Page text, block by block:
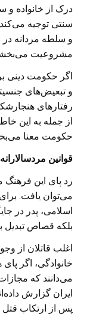
درک از خانواده و
سنتی توجیه
و سلطه مردانه
مشروعیت
اگر حکومت دینی
و تبعیض‌های
رفتارهای
از جمله به این
حکومت معنا
قوانین مردسالارانه
رد پای این فرهنگ
اسلامی، پدر در
بلکه قصاص تبدیل
اغلب قاتلان از
خانوادگی، اگر
می‌دانند که
ایران گزارش
‏پس از ارتکاب قتل